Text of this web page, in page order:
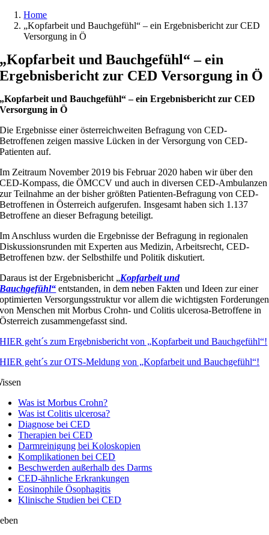
Home
„Kopfarbeit und Bauchgefühl“ – ein Ergebnisbericht zur CED
Versorgung in Ö
„Kopfarbeit und Bauchgefühl“ – ein
Ergebnisbericht zur CED Versorgung in Ö
„Kopfarbeit und Bauchgefühl“ – ein Ergebnisbericht zur CED
Versorgung in Ö
Die Ergebnisse einer österreichweiten Befragung von CED-
Betroffenen zeigen massive Lücken in der Versorgung von CED-
Patienten auf.
Im Zeitraum November 2019 bis Februar 2020 haben wir über den
CED-Kompass, die ÖMCCV und auch in diversen CED-Ambulanzen
zur Teilnahme an der bisher größten Patienten-Befragung von CED-
Betroffenen in Österreich aufgerufen. Insgesamt haben sich 1.137
Betroffene an dieser Befragung beteiligt.
Im Anschluss wurden die Ergebnisse der Befragung in regionalen
Diskussionsrunden mit Experten aus Medizin, Arbeitsrecht, CED-
Betroffenen bzw. der Selbsthilfe und Politik diskutiert.
Daraus ist der Ergebnisbericht „Kopfarbeit und
Bauchgefühl“ entstanden, in dem neben Fakten und Ideen zur einer
optimierten Versorgungsstruktur vor allem die wichtigsten Forderungen
von Menschen mit Morbus Crohn- und Colitis ulcerosa-Betroffene in
Österreich zusammengefasst sind.
HIER geht´s zum Ergebnisbericht von „Kopfarbeit und Bauchgefühl“!
HIER geht´s zur OTS-Meldung von „Kopfarbeit und Bauchgefühl“!
Was ist Morbus Crohn?
Was ist Colitis ulcerosa?
Diagnose bei CED
Therapien bei CED
Darmreinigung bei Koloskopien
Komplikationen bei CED
Beschwerden außerhalb des Darms
CED-ähnliche Erkrankungen
Eosinophile Ösophagitis
Klinische Studien bei CED